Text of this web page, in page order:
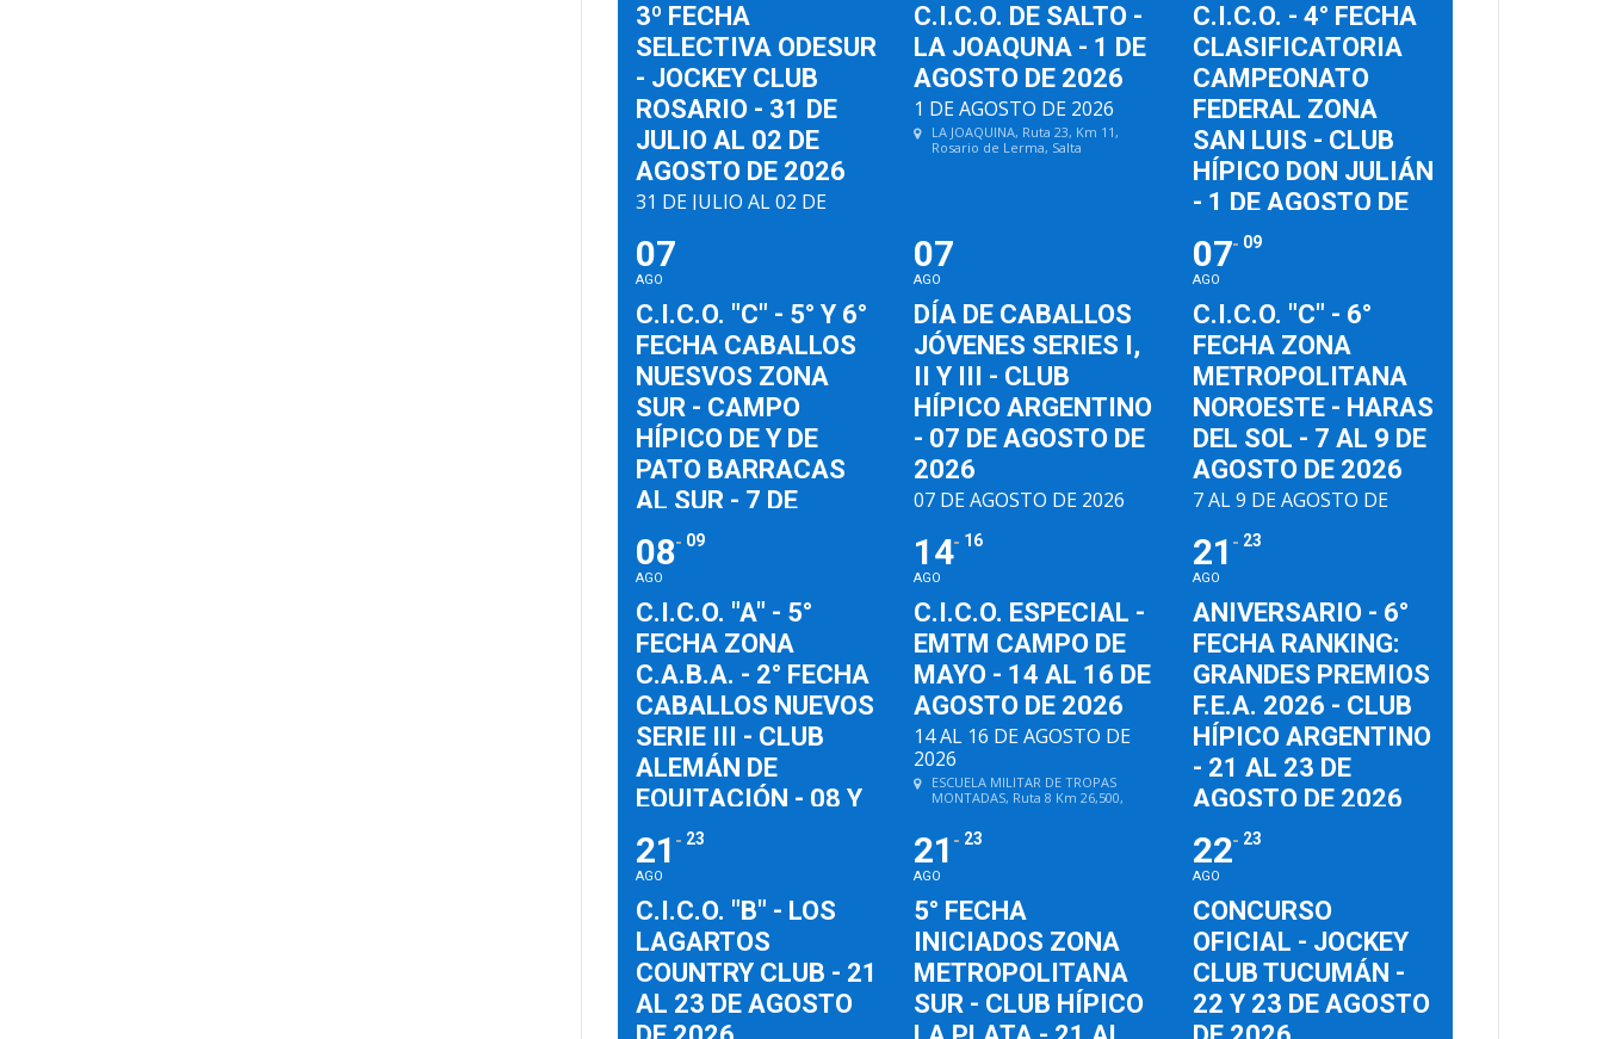
3º FECHA
SELECTIVA ODESUR
- JOCKEY CLUB
ROSARIO - 31 DE
JULIO AL 02 DE
AGOSTO DE 2026
31 DE JULIO AL 02 DE
JOCKEY CLUB ROSARIO
8080, Rosario, Santa Fe, Argentina
C.I.C.O. DE SALTO -
LA JOAQUNA - 1 DE
AGOSTO DE 2026
1 DE AGOSTO DE 2026
LA JOAQUINA, Ruta 23, Km 11,
Rosario de Lerma, Salta
C.I.C.O. - 4° FECHA
CLASIFICATORIA
CAMPEONATO
FEDERAL ZONA
SAN LUIS - CLUB
HÍPICO DON JULIÁN
- 1 DE AGOSTO DE
2026
1 DE AGOSTO DE 2026
07
AGO
C.I.C.O. "C" - 5° Y 6°
FECHA CABALLOS
NUESVOS ZONA
SUR - CAMPO
HÍPICO DE Y DE
PATO BARRACAS
AL SUR - 7 DE
AGOSTO DE 2026
7 DE AGOSTO DE 2026
CAMPO HÍPICO Y DE PATO
BARRACAS AL SUR
, Alsina 1051,
B1870CIU Crucecita, Buenos Aires
07
AGO
DÍA DE CABALLOS
JÓVENES SERIES I,
II Y III - CLUB
HÍPICO ARGENTINO
- 07 DE AGOSTO DE
2026
07 DE AGOSTO DE 2026
Pres. Figueroa Alcorta 7285,
C.A.B.A., Buenos Aires, Argentina
07
AGO
09
C.I.C.O. "C" - 6°
FECHA ZONA
METROPOLITANA
NOROESTE - HARAS
DEL SOL - 7 AL 9 DE
AGOSTO DE 2026
7 AL 9 DE AGOSTO DE
HARAS DEL SOL
Pilar
08
AGO
09
C.I.C.O. "A" - 5°
FECHA ZONA
C.A.B.A. - 2° FECHA
CABALLOS NUEVOS
SERIE III - CLUB
ALEMÁN DE
EQUITACIÓN - 08 Y
09 DE AGOSTO DE
2026
2026
CLUB ALEMÁN DE EQUITACIÓN
Cnel Manuel Dorrego 4045,
Palermo, Buenos Aires, Argentina
14
AGO
16
C.I.C.O. ESPECIAL -
EMTM CAMPO DE
MAYO - 14 AL 16 DE
AGOSTO DE 2026
14 AL 16 DE AGOSTO DE
2026
ESCUELA MILITAR DE TROPAS
MONTADAS, Ruta 8 Km 26,500,
Argentina
21
AGO
23
ANIVERSARIO - 6°
FECHA RANKING:
GRANDES PREMIOS
F.E.A. 2026 - CLUB
HÍPICO ARGENTINO
- 21 AL 23 DE
AGOSTO DE 2026
21 AL 23 DE AGOSTO DE
2026
CLUB HÍPICO ARGENTINO
C.A.B.A., Buenos Aires, Argentina
21
AGO
23
C.I.C.O. "B" - LOS
LAGARTOS
COUNTRY CLUB - 21
AL 23 DE AGOSTO
21
AGO
23
5° FECHA
INICIADOS ZONA
METROPOLITANA
SUR - CLUB HÍPICO
22
AGO
23
CONCURSO
OFICIAL - JOCKEY
CLUB TUCUMÁN -
22 Y 23 DE AGOSTO